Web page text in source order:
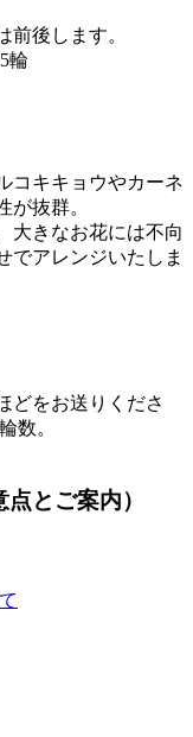
前後します。
輪
コキキョウやカーネ
が抜群。
大きなお花には不向
でアレンジいたしま
どをお送りくださ
数。
とご案内）